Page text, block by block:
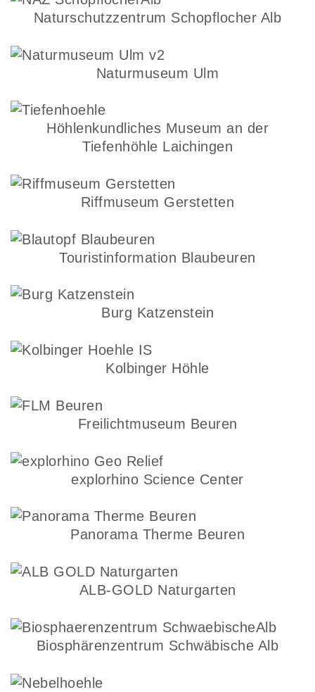
Naturschutzzentrum Schopflocher Alb
Naturmuseum Ulm
Höhlenkundliches Museum an der
Tiefenhöhle Laichingen
Riffmuseum Gerstetten
Touristinformation Blaubeuren
Burg Katzenstein
Kolbinger Höhle
Freilichtmuseum Beuren
explorhino Science Center
Panorama Therme Beuren
ALB-GOLD Naturgarten
Biosphärenzentrum Schwäbische Alb